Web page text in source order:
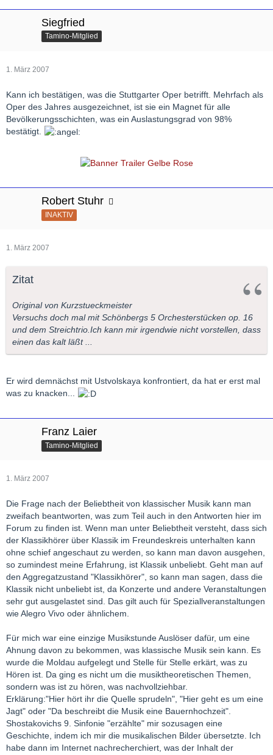
Siegfried
Tamino-Mitglied
1. März 2007
Kann ich bestätigen, was die Stuttgarter Oper betrifft. Mehrfach als
Oper des Jahres ausgezeichnet, ist sie ein Magnet für alle
Bevölkerungsschichten, was ein Auslastungsgrad von 98%
bestätigt.
Robert Stuhr
INAKTIV
1. März 2007
Zitat
Original von Kurzstueckmeister
Versuchs doch mal mit Schönbergs 5 Orchesterstücken op. 16
und dem Streichtrio.Ich kann mir irgendwie nicht vorstellen, dass
einen das kalt läßt ...
Er wird demnächst mit Ustvolskaya konfrontiert, da hat er erst mal
was zu knacken...
Franz Laier
Tamino-Mitglied
1. März 2007
Die Frage nach der Beliebtheit von klassischer Musik kann man
zweifach beantworten, was zum Teil auch in den Antworten hier im
Forum zu finden ist. Wenn man unter Beliebtheit versteht, dass sich
der Klassikhörer über Klassik im Freundeskreis unterhalten kann
ohne schief angeschaut zu werden, so kann man davon ausgehen,
so zumindest meine Erfahrung, ist Klassik unbeliebt. Geht man auf
den Aggregatzustand "Klassikhörer", so kann man sagen, dass die
Klassik nicht unbeliebt ist, da Konzerte und andere Veranstaltungen
sehr gut ausgelastet sind. Das gilt auch für Speziallveranstaltungen
wie Alegro Vivo oder ähnlichem.
Für mich war eine einzige Musikstunde Auslöser dafür, um eine
Ahnung davon zu bekommen, was klassische Musik sein kann. Es
wurde die Moldau aufgelegt und Stelle für Stelle erkärt, was zu
Hören ist. Da ging es nicht um die musiktheoretischen Themen,
sondern was ist zu hören, was nachvollziehbar.
Erklärung:"Hier hört ihr die Quelle sprudeln", "Hier geht es um eine
Jagt" oder "Da beschreibt die Musik eine Bauernhochzeit".
Shostakovichs 9. Sinfonie "erzählte" mir sozusagen eine
Geschichte, indem ich mir die musikalischen Bilder übersetzte. Ich
habe dann im Internet nachrecherchiert, was der Inhalt der